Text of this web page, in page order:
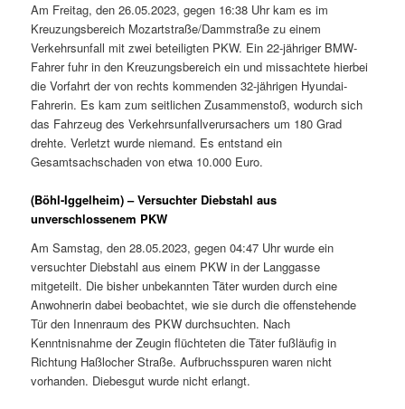
Am Freitag, den 26.05.2023, gegen 16:38 Uhr kam es im
Kreuzungsbereich Mozartstraße/Dammstraße zu einem
Verkehrsunfall mit zwei beteiligten PKW. Ein 22-jähriger BMW-
Fahrer fuhr in den Kreuzungsbereich ein und missachtete hierbei
die Vorfahrt der von rechts kommenden 32-jährigen Hyundai-
Fahrerin. Es kam zum seitlichen Zusammenstoß, wodurch sich
das Fahrzeug des Verkehrsunfallverursachers um 180 Grad
drehte. Verletzt wurde niemand. Es entstand ein
Gesamtsachschaden von etwa 10.000 Euro.
(Böhl-Iggelheim) – Versuchter Diebstahl aus
unverschlossenem PKW
Am Samstag, den 28.05.2023, gegen 04:47 Uhr wurde ein
versuchter Diebstahl aus einem PKW in der Langgasse
mitgeteilt. Die bisher unbekannten Täter wurden durch eine
Anwohnerin dabei beobachtet, wie sie durch die offenstehende
Tür den Innenraum des PKW durchsuchten. Nach
Kenntnisnahme der Zeugin flüchteten die Täter fußläufig in
Richtung Haßlocher Straße. Aufbruchsspuren waren nicht
vorhanden. Diebesgut wurde nicht erlangt.